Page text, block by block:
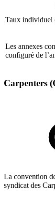
Taux individuel
Les annexes
configuré de
Carpenters
La convention
syndicat des